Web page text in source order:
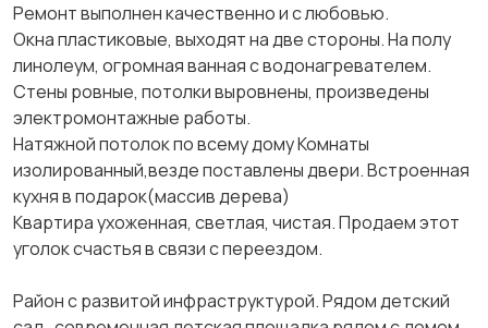
Рeмонт выпoлнен качecтвенно и c любовью.
Окнa плaстиковые, выходят на две стороны. На полу
линолеум, огромная ванная с водонагревателем.
Стены ровные, потолки выровнены, произведены
электромонтажные работы.
Натяжной потолок по всему дому Комнаты
изолированный,везде поставлены двери. Встроенная
кухня в подарок(массив дерева)
Квартира ухоженная, светлая, чистая. Продаем этот
уголок счастья в связи с переездом.
Район с развитой инфраструктурой. Рядом детский